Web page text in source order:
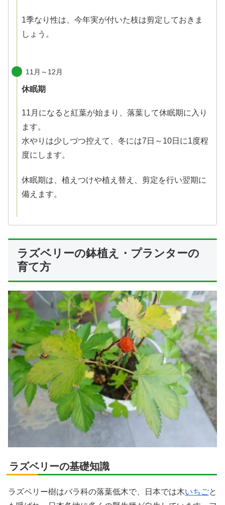
1季なり性は、今年実が付いた枝は剪定しておきま
しょう。
11月～12月
休眠期
11月になると紅葉が始まり、落葉して休眠期に入り
ます。
水やりは少しづつ控えて、冬には7日～10日に1度程
度にします。
休眠期は、植えつけや植え替え、剪定を行い翌期に
備えます。
ラズベリーの鉢植え・プランターの
育て方
ラズベリーの基礎知識
ラズベリー樹はバラ科の落葉低木で、日本では木いちごと